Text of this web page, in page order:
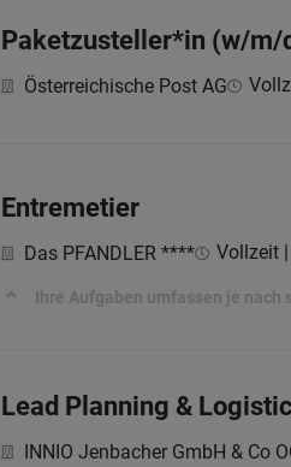
Paketzusteller*in (w/m/
Österreichische Post AG
Entremetier
Das PFANDLER **** Vollzeit
Ihre Aufgaben umfassen je
Lead Planning &
INNIO Jenbacher GmbH & Co